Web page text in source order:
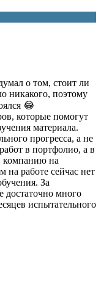
о том, стоит ли
никакого, поэтому
😂
которые помогут
материала.
прогресса, а не
в портфолио, а в
компанию на
на работе сейчас нет
За
достаточно много
испытательного